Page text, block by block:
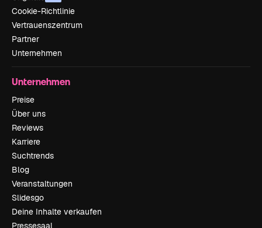
Cookie-Richtlinie
Vertrauenszentrum
Partner
Unternehmen
Unternehmen
Preise
Über uns
Reviews
Karriere
Suchtrends
Blog
Veranstaltungen
Slidesgo
Deine Inhalte verkaufen
Pressesaal